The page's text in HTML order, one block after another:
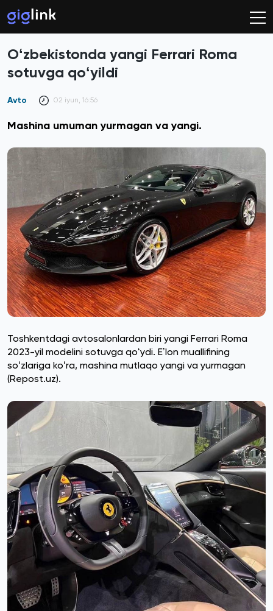
Oʻzbekistonda yangi Ferrari Roma
sotuvga qoʻyildi
Avto 02 iyun, 16:56
Mashina umuman yurmagan va yangi.
Toshkentdagi avtosalonlardan biri yangi Ferrari Roma
2023-yil modelini sotuvga qoʻydi. Eʼlon muallifining
soʻzlariga koʻra, mashina mutlaqo yangi va yurmagan
(Repost.uz).